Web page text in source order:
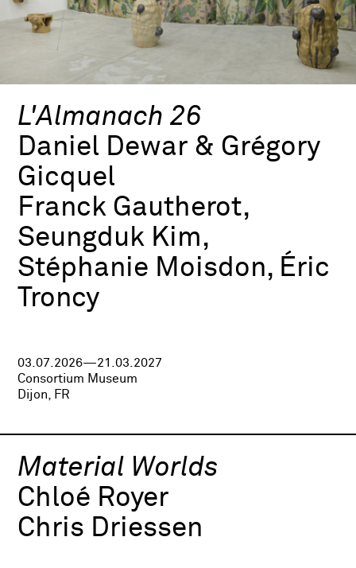
L'Almanach 26
Daniel Dewar & Grégory
Gicquel
Franck Gautherot,
Seungduk Kim,
Stéphanie Moisdon, Éric
Troncy
03.07.2026—21.03.2027
Consortium Museum
Dijon, FR
Material Worlds
Chloé Royer
Chris Driessen